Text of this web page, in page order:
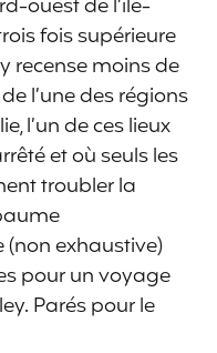
ouest de l’ile-
fois supérieure
recense moins de
l’une des régions
l’un de ces lieux
et où seuls les
troubler la
(non exhaustive)
pour un voyage
Parés pour le